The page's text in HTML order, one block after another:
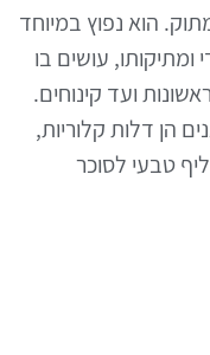
הוא נפוץ במיוחד
ומתיקותו, עושים בו
ועד קינוחים.
הן דלות קלוריות,
טבעי לסוכר